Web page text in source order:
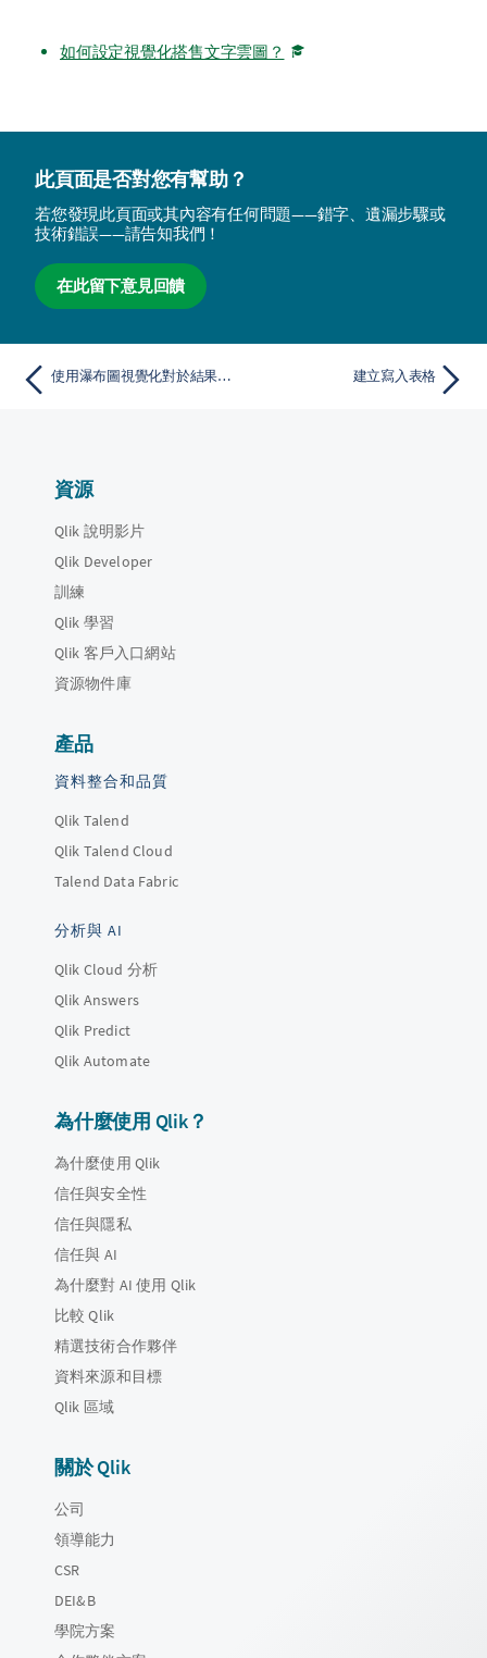
如何設定視覺化搭售文字雲圖？
此頁面是否對您有幫助？
若您發現此頁面或其內容有任何問題——錯字、遺漏步驟或
技術錯誤——請告知我們！
在此留下意見回饋
使用瀑布圖視覺化對於結果的正貢獻和負貢獻 建立寫入表格
資源
Qlik 說明影片
Qlik Developer
訓練
Qlik 學習
Qlik 客戶入口網站
資源物件庫
產品
資料整合和品質
Qlik Talend
Qlik Talend Cloud
Talend Data Fabric
分析與 AI
Qlik Cloud 分析
Qlik Answers
Qlik Predict
Qlik Automate
為什麼使用 Qlik？
為什麼使用 Qlik
信任與安全性
信任與隱私
信任與 AI
為什麼對 AI 使用 Qlik
比較 Qlik
精選技術合作夥伴
資料來源和目標
Qlik 區域
關於 Qlik
公司
領導能力
CSR
DEI&B
學院方案